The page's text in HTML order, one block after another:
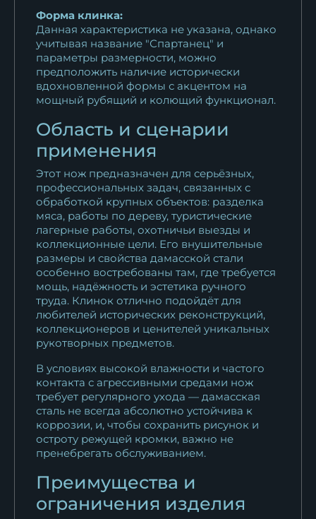
Форма клинка:
Данная характеристика не указана, однако
учитывая название "Спартанец" и
параметры размерности, можно
предположить наличие исторически
вдохновленной формы с акцентом на
мощный рубящий и колющий функционал.
Область и сценарии
применения
Этот нож предназначен для серьёзных,
профессиональных задач, связанных с
обработкой крупных объектов: разделка
мяса, работы по дереву, туристические
лагерные работы, охотничьи выезды и
коллекционные цели. Его внушительные
размеры и свойства дамасской стали
особенно востребованы там, где требуется
мощь, надёжность и эстетика ручного
труда. Клинок отлично подойдёт для
любителей исторических реконструкций,
коллекционеров и ценителей уникальных
рукотворных предметов.
В условиях высокой влажности и частого
контакта с агрессивными средами нож
требует регулярного ухода — дамасская
сталь не всегда абсолютно устойчива к
коррозии, и, чтобы сохранить рисунок и
остроту режущей кромки, важно не
пренебрегать обслуживанием.
Преимущества и
ограничения изделия